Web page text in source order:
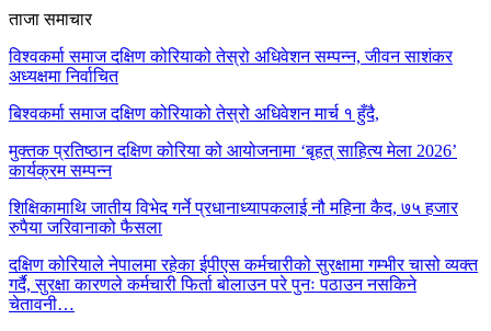
ताजा समाचार
विश्वकर्मा समाज दक्षिण कोरियाको तेस्रो अधिवेशन सम्पन्न, जीवन साशंकर
अध्यक्षमा निर्वाचित
बिश्वकर्मा समाज दक्षिण कोरियाको तेस्रो अधिवेशन मार्च १ हुँदै,
मुक्तक प्रतिष्ठान दक्षिण कोरिया को आयोजनामा ‘बृहत् साहित्य मेला 2026’
कार्यक्रम सम्पन्न
शिक्षिकामाथि जातीय विभेद गर्ने प्रधानाध्यापकलाई नौ महिना कैद, ७५ हजार
रुपैया जरिवानाको फैसला
दक्षिण कोरियाले नेपालमा रहेका ईपीएस कर्मचारीको सुरक्षामा गम्भीर चासो व्यक्त
गर्दै, सुरक्षा कारणले कर्मचारी फिर्ता बोलाउन परे पुनः पठाउन नसकिने
चेतावनी…